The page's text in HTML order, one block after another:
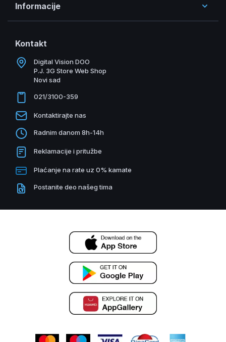
Informacije
Kontakt
Digital Vision DOO
P.J. 3G Store Web Shop
Novi sad
021/3100-359
Kontaktirajte nas
Radnim danom 8h-14h
Reklamacije i pritužbe
Plaćanje na rate uz 0% kamate
Postanite deo našeg tima